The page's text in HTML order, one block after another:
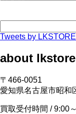
Tweets by
about lkstore
〒466-0051
愛知県名古屋市昭和
買取受付時間 / 9:00